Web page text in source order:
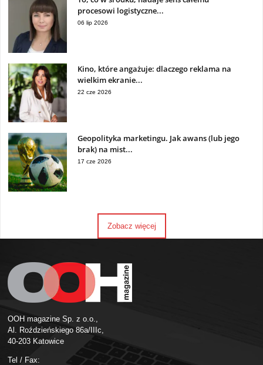
procesowi logistyczne...
06 lip 2026
Kino, które angażuje: dlaczego reklama na
wielkim ekranie...
22 cze 2026
Geopolityka marketingu. Jak awans (lub jego
brak) na mist...
17 cze 2026
Zobacz więcej
OOH magazine Sp. z o.o.,
Al. Roździeńskiego 86a/IIIc,
40-203 Katowice
Tel / Fax: